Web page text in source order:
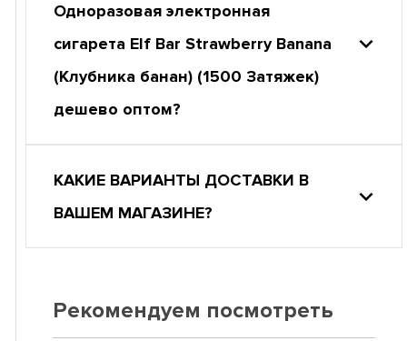
Одноразовая электронная
сигарета Elf Bar Strawberry Banana
(Клубника банан) (1500 Затяжек)
дешево оптом?
КАКИЕ ВАРИАНТЫ ДОСТАВКИ В
ВАШЕМ МАГАЗИНЕ?
Рекомендуем посмотреть